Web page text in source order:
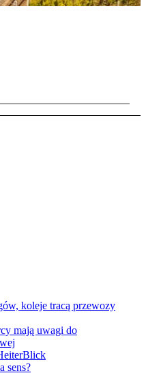
koleje tracą przewozy
mają uwagi do
sens?